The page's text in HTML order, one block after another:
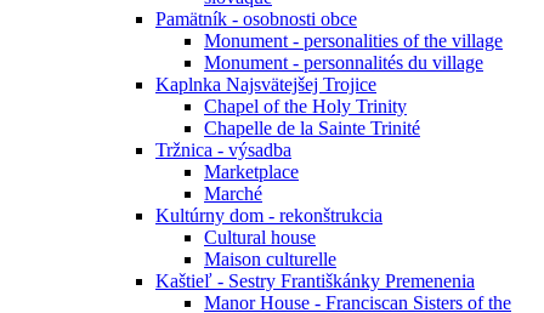
Pamätník - osobnosti obce
Monument - personalities of the village
Monument - personnalités du village
Kaplnka Najsvätejšej Trojice
Chapel of the Holy Trinity
Chapelle de la Sainte Trinité
Tržnica - výsadba
Marketplace
Marché
Kultúrny dom - rekonštrukcia
Cultural house
Maison culturelle
Kaštieľ - Sestry Františkánky Premenenia
Manor House - Franciscan Sisters of the